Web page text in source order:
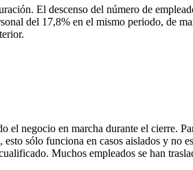
El descenso del número de
del 17,8% en el mismo periodo, de
el negocio en marcha durante el cierre.
sólo funciona en casos aislados y no
Muchos empleados se han